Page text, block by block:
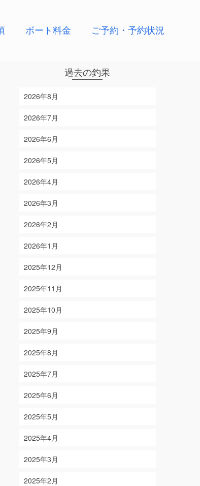
ボート料金 ご予約・予約状況
過去の釣果
2026年8月
2026年7月
2026年6月
2026年5月
2026年4月
2026年3月
2026年2月
2026年1月
2025年12月
2025年11月
2025年10月
2025年9月
2025年8月
2025年7月
2025年6月
2025年5月
2025年4月
2025年3月
2025年2月